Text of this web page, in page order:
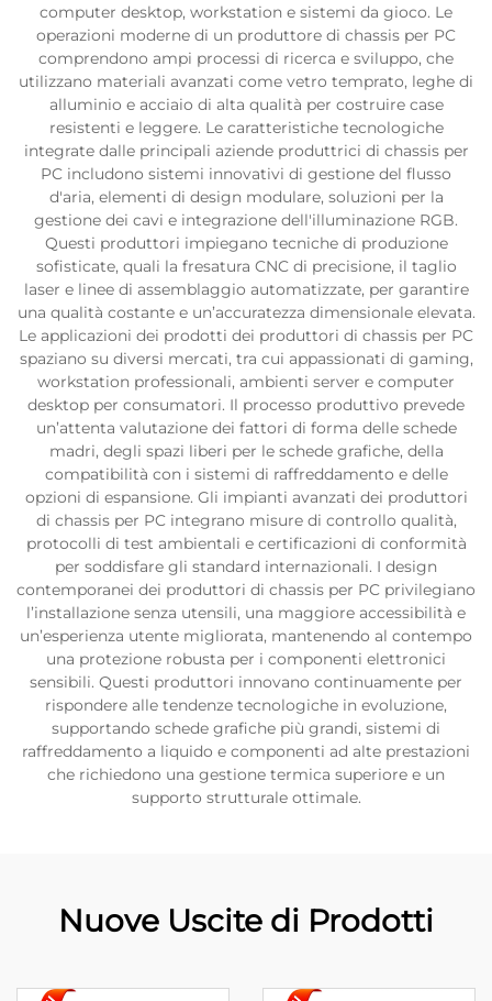
computer desktop, workstation e sistemi da gioco. Le
operazioni moderne di un produttore di chassis per PC
comprendono ampi processi di ricerca e sviluppo, che
utilizzano materiali avanzati come vetro temprato, leghe di
alluminio e acciaio di alta qualità per costruire case
resistenti e leggere. Le caratteristiche tecnologiche
integrate dalle principali aziende produttrici di chassis per
PC includono sistemi innovativi di gestione del flusso
d'aria, elementi di design modulare, soluzioni per la
gestione dei cavi e integrazione dell'illuminazione RGB.
Questi produttori impiegano tecniche di produzione
sofisticate, quali la fresatura CNC di precisione, il taglio
laser e linee di assemblaggio automatizzate, per garantire
una qualità costante e un’accuratezza dimensionale elevata.
Le applicazioni dei prodotti dei produttori di chassis per PC
spaziano su diversi mercati, tra cui appassionati di gaming,
workstation professionali, ambienti server e computer
desktop per consumatori. Il processo produttivo prevede
un’attenta valutazione dei fattori di forma delle schede
madri, degli spazi liberi per le schede grafiche, della
compatibilità con i sistemi di raffreddamento e delle
opzioni di espansione. Gli impianti avanzati dei produttori
di chassis per PC integrano misure di controllo qualità,
protocolli di test ambientali e certificazioni di conformità
per soddisfare gli standard internazionali. I design
contemporanei dei produttori di chassis per PC privilegiano
l’installazione senza utensili, una maggiore accessibilità e
un’esperienza utente migliorata, mantenendo al contempo
una protezione robusta per i componenti elettronici
sensibili. Questi produttori innovano continuamente per
rispondere alle tendenze tecnologiche in evoluzione,
supportando schede grafiche più grandi, sistemi di
raffreddamento a liquido e componenti ad alte prestazioni
che richiedono una gestione termica superiore e un
supporto strutturale ottimale.
Nuove Uscite di Prodotti